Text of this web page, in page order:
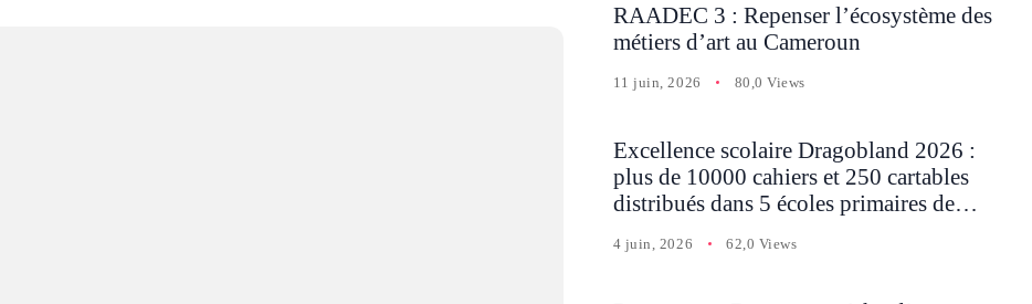
RAADEC 3 : Repenser l’écosystème des
métiers d’art au Cameroun
11 juin, 2026 80,0 Views
Excellence scolaire Dragobland 2026 :
plus de 10000 cahiers et 250 cartables
distribués dans 5 écoles primaires de
4 juin, 2026 62,0 Views